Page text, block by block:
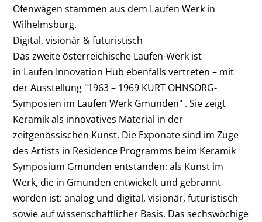
Ofenwägen stammen aus dem Laufen Werk in
Wilhelmsburg.
Digital, visionär & futuristisch
Das zweite österreichische Laufen-Werk ist
in Laufen Innovation Hub ebenfalls vertreten – mit
der Ausstellung "1963 – 1969 KURT OHNSORG-
Symposien im Laufen Werk Gmunden" . Sie zeigt
Keramik als innovatives Material in der
zeitgenössischen Kunst. Die Exponate sind im Zuge
des Artists in Residence Programms beim Keramik
Symposium Gmunden entstanden: als Kunst im
Werk, die in Gmunden entwickelt und gebrannt
worden ist: analog und digital, visionär, futuristisch
sowie auf wissenschaftlicher Basis. Das sechswöchige